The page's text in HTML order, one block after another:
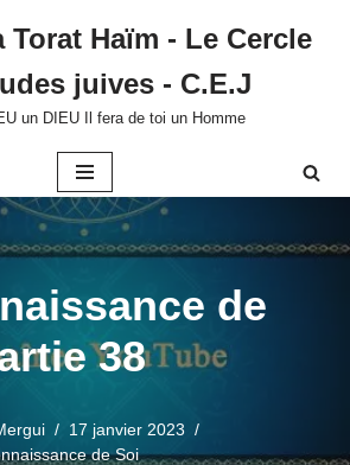
Torat Haïm - Le Cercle
juives - C.E.J
un DIEU Il fera de toi un Homme
de
38
17 janvier 2023
de Soi